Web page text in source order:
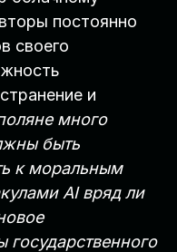
постоянно
своего
и
много
быть
к моральным
AI вряд ли
государственного